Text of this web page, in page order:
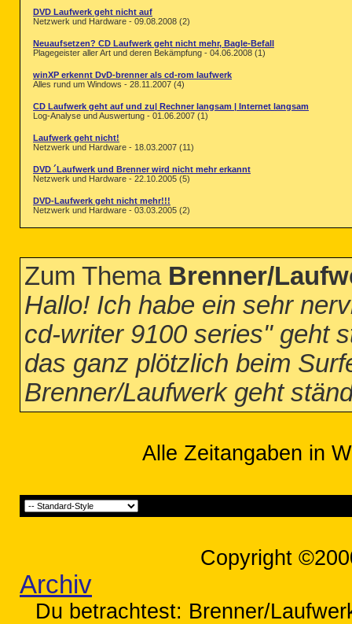
DVD Laufwerk geht nicht auf
Netzwerk und Hardware - 09.08.2008 (2)
Neuaufsetzen? CD Laufwerk geht nicht mehr, Bagle-Befall
Plagegeister aller Art und deren Bekämpfung - 04.06.2008 (1)
winXP erkennt DvD-brenner als cd-rom laufwerk
Alles rund um Windows - 28.11.2007 (4)
CD Laufwerk geht auf und zu| Rechner langsam | Internet langsam
Log-Analyse und Auswertung - 01.06.2007 (1)
Laufwerk geht nicht!
Netzwerk und Hardware - 18.03.2007 (11)
DVD ´Laufwerk und Brenner wird nicht mehr erkannt
Netzwerk und Hardware - 22.10.2005 (5)
DVD-Laufwerk geht nicht mehr!!!
Netzwerk und Hardware - 03.03.2005 (2)
Zum Thema Brenner/
Hallo! Ich habe ein sehr
cd-writer 9100 series" geht
das ganz plötzlich beim
Brenner/Laufwerk geht
Alle Zeitangaben in
Copyright
Archiv
Du betrachtest: Brenner/